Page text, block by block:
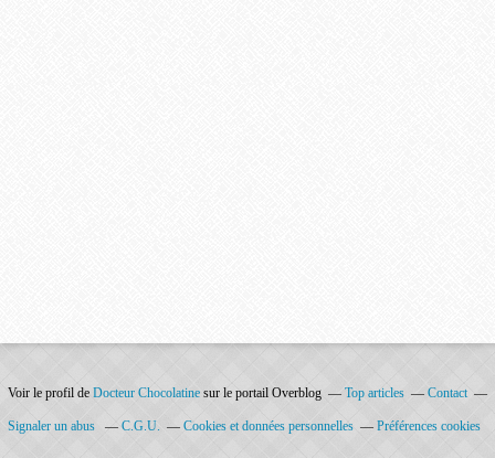
Voir le profil de Docteur Chocolatine sur le portail Overblog Top articles Contact
Signaler un abus C.G.U. Cookies et données personnelles Préférences cookies